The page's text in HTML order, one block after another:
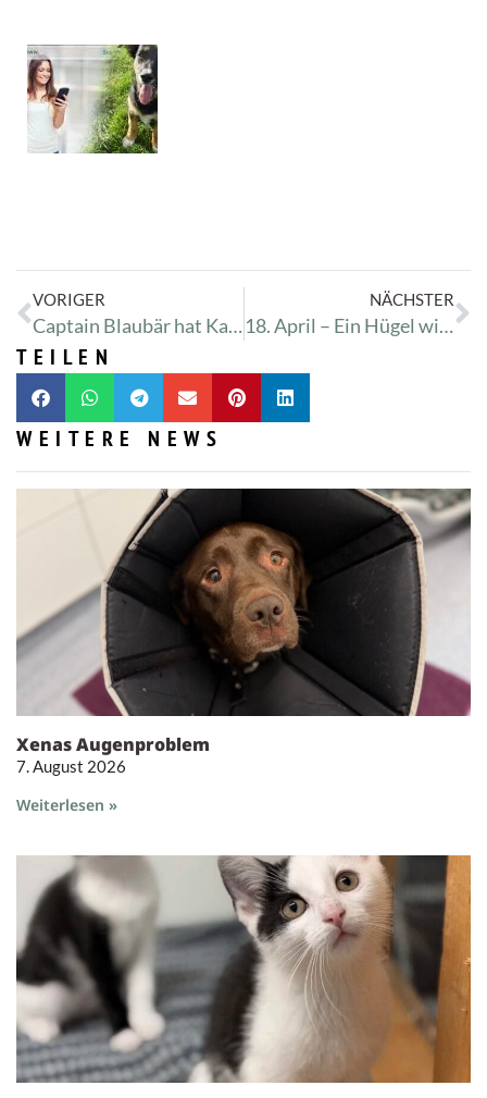
VORIGER
Captain Blaubär hat Kalkbeine
NÄCHSTER
18. April – Ein Hügel wird zum Berg
TEILEN
WEITERE NEWS
Xenas Augenproblem
7. August 2026
Weiterlesen »